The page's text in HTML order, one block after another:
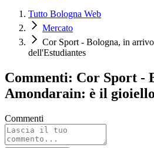
Tutto Bologna Web
Mercato
Cor Sport - Bologna, in
dell'Estudiantes
Commenti: Cor Sport -
Amondarain: è il
Commenti